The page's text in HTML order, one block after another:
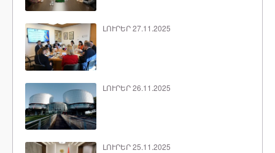
ԼՈՒՐԵՐ 27.11.2025
ԼՈՒՐԵՐ 26.11.2025
ԼՈՒՐԵՐ 25.11.2025